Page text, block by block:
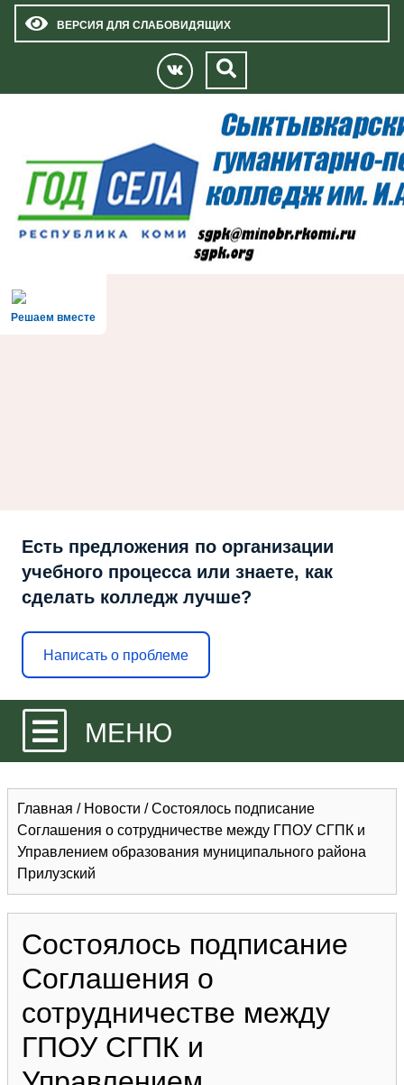
ВЕРСИЯ ДЛЯ СЛАБОВИДЯЩИХ
Решаем вместе
Есть предложения по организации
учебного процесса или знаете, как
сделать колледж лучше?
Написать о проблеме
МЕНЮ
Главная / Новости /Состоялось подписание
Соглашения о сотрудничестве между ГПОУ СГПК и
Управлением образования муниципального района
Прилузский
Состоялось подписание
Соглашения о
сотрудничестве между
ГПОУ СГПК и